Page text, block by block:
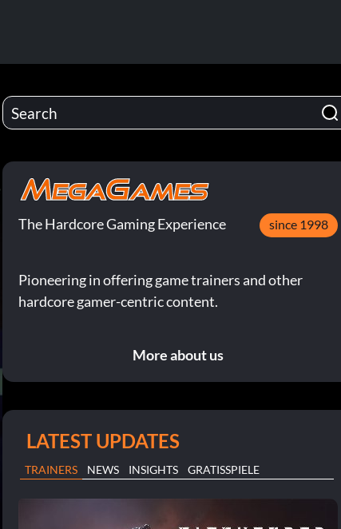
The Hardcore Gaming Experience since 1998
Pioneering in offering game trainers and other
hardcore gamer-centric content.
More about us
LATEST UPDATES
TRAINERS NEWS INSIGHTS GRATISSPIELE